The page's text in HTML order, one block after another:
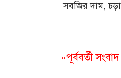
সবজির দাম,
«পূর্ববর্তী সংবাদ